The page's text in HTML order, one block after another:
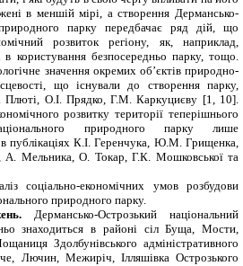
в меншій мірі, а створення Дермансько-
природного парку передбачає ряд дій, що
розвиток регіону, як, наприклад,
користування безпосередньо парку, тощо.
значення окремих об’єктів природно-
що існували до створення парку,
Плюті, О.І. Прядко, Г.М. Каркуциєву [1, 10].
розвитку території теперішнього
природного парку лише
публікаціях К.І. Геренчука, Ю.М. Грищенка,
Мельника, О. Токар, Г.К. Мошковської та
соціально-економічних умов розбудови
природного парку.
Дермансько-Острозький національний
знаходиться в районі сіл Буща, Мости,
Здолбунівського адміністративного
Лючин, Межиріч, Ілляшівка Острозького